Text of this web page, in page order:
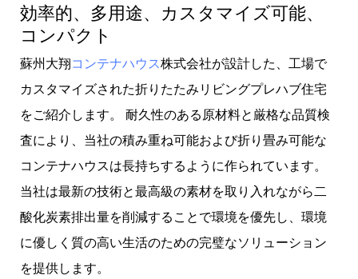
効率的、多用途、カスタマイズ可能、
コンパクト
蘇州大翔コンテナハウス株式会社が設計した、工場で
カスタマイズされた折りたたみリビングプレハブ住宅
をご紹介します。 耐久性のある原材料と厳格な品質検
査により、当社の積み重ね可能および折り畳み可能な
コンテナハウスは長持ちするように作られています。
当社は最新の技術と最高級の素材を取り入れながら二
酸化炭素排出量を削減することで環境を優先し、環境
に優しく質の高い生活のための完璧なソリューション
を提供します。